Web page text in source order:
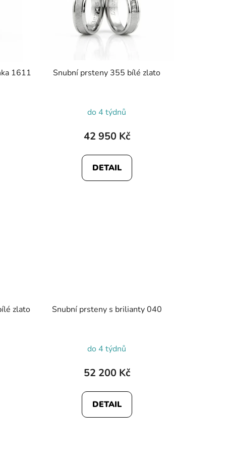
1611 Snubní prsteny 355 bílé zlato
do 4 týdnů
42 950 Kč
DETAIL
zlato Snubní prsteny s brilianty 040
do 4 týdnů
52 200 Kč
DETAIL